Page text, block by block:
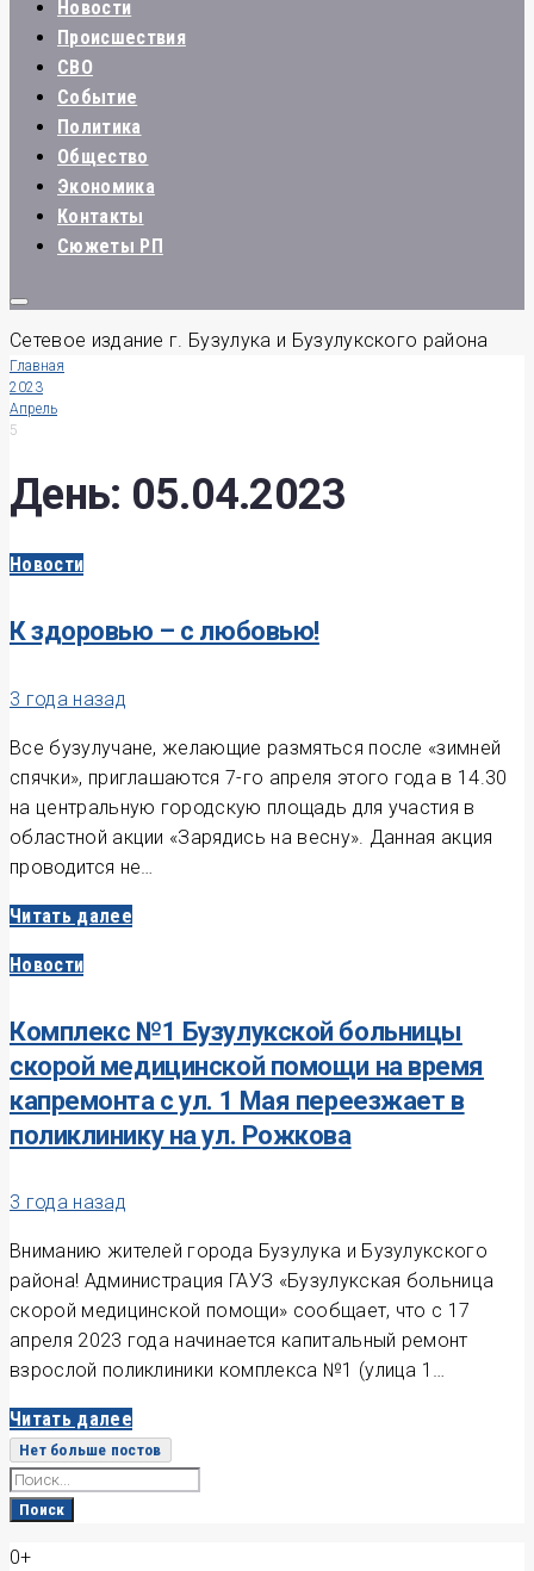
Новости
Происшествия
СВО
Событие
Политика
Общество
Экономика
Контакты
Сюжеты РП
Сетевое издание г. Бузулука и Бузулукского района
Главная
2023
Апрель
5
День: 05.04.2023
Новости
К здоровью – с любовью!
3 года назад
Все бузулучане, желающие размяться после «зимней
спячки», приглашаются 7-го апреля этого года в 14.30
на центральную городскую площадь для участия в
областной акции «Зарядись на весну». Данная акция
проводится не…
Читать далее
Новости
Комплекс №1 Бузулукской больницы
скорой медицинской помощи на время
капремонта с ул. 1 Мая переезжает в
поликлинику на ул. Рожкова
3 года назад
Вниманию жителей города Бузулука и Бузулукского
района! Администрация ГАУЗ «Бузулукская больница
скорой медицинской помощи» сообщает, что с 17
апреля 2023 года начинается капитальный ремонт
взрослой поликлиники комплекса №1 (улица 1…
Читать далее
Нет больше постов
Search
for:
Поиск
0+